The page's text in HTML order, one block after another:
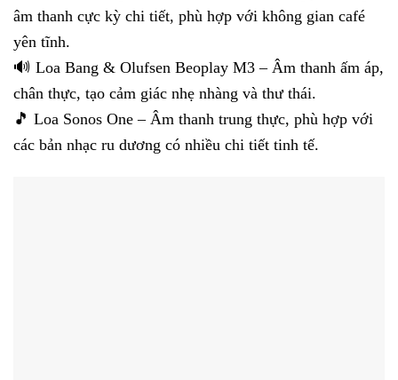
âm thanh cực kỳ chi tiết, phù hợp với không gian café
yên tĩnh.
🔊 Loa Bang & Olufsen Beoplay M3 – Âm thanh ấm áp,
chân thực, tạo cảm giác nhẹ nhàng và thư thái.
🎵 Loa Sonos One – Âm thanh trung thực, phù hợp với
các bản nhạc ru dương có nhiều chi tiết tinh tế.